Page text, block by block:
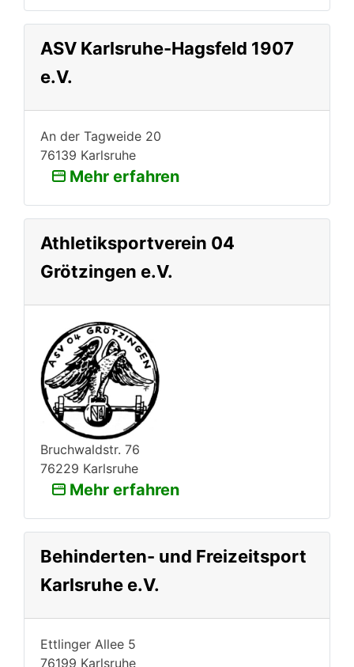
ASV Karlsruhe-Hagsfeld 1907
e.V.
An der Tagweide 20
76139 Karlsruhe
Mehr erfahren
Athletiksportverein 04
Grötzingen e.V.
Bruchwaldstr. 76
76229 Karlsruhe
Mehr erfahren
Behinderten- und Freizeitsport
Karlsruhe e.V.
Ettlinger Allee 5
76199 Karlsruhe